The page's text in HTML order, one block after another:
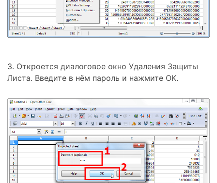
3. Откроется диалоговое окно Удаления Защиты
Листа. Введите в нём пароль и нажмите OK.